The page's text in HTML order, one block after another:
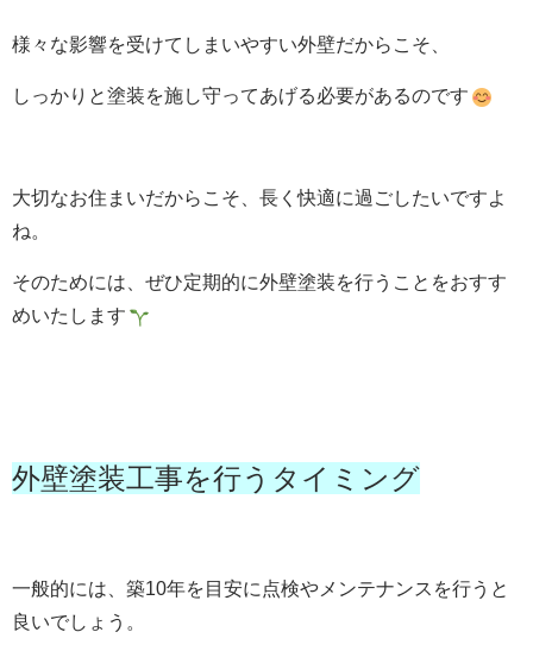
様々な影響を受けてしまいやすい外壁だからこそ、
しっかりと塗装を施し守ってあげる必要があるのです
大切なお住まいだからこそ、長く快適に過ごしたいですよ
ね。
そのためには、ぜひ定期的に外壁塗装を行うことをおすす
めいたします
外壁塗装工事を行うタイミング
一般的には、築10年を目安に点検やメンテナンスを行うと
良いでしょう。